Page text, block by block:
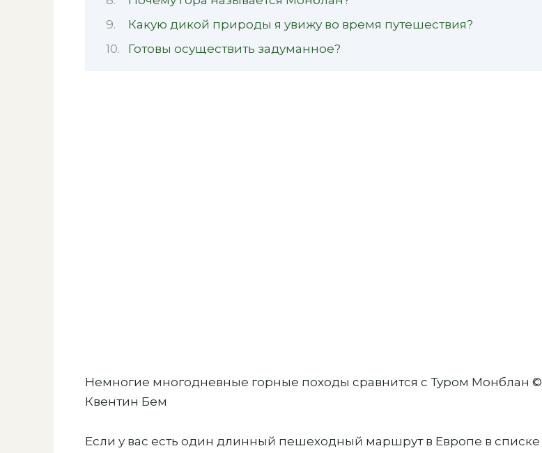
Какую дикой природы я увижу во время путешествия?
Готовы осуществить задуманное?
Немногие многодневные горные походы сравнится с Туром Монблан ©
Квентин Бем
Если у вас есть один длинный пешеходный маршрут в Европе в списке